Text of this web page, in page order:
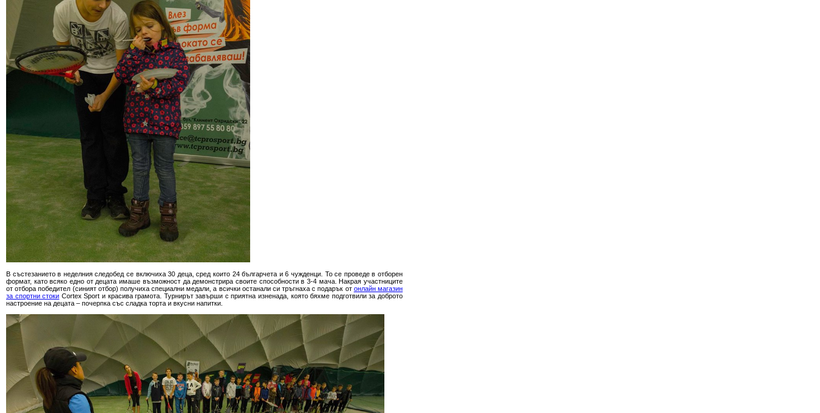
В състезанието в неделния следобед се включиха 30 деца, сред които 24 българчета и 6 чужденци. То се проведе в отборен
формат, като всяко едно от децата имаше възможност да демонстрира своите способности в 3-4 мача. Накрая участниците
от отбора победител (синият отбор) получиха специални медали, а всички останали си тръгнаха с подарък от онлайн магазин
за спортни стоки Cortex Sport и красива грамота. Турнирът завърши с приятна изненада, която бяхме подготвили за доброто
настроение на децата – почерпка със сладка торта и вкусни напитки.